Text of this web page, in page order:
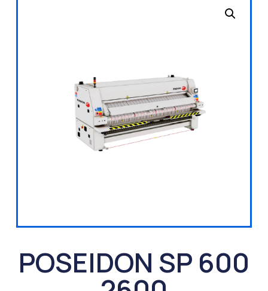
POSEIDON SP 600